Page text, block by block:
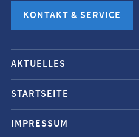
KONTAKT & SERVICE
Mobile-
Service-
Navigation
und
Social
AKTUELLES
STARTSEITE
IMPRESSUM